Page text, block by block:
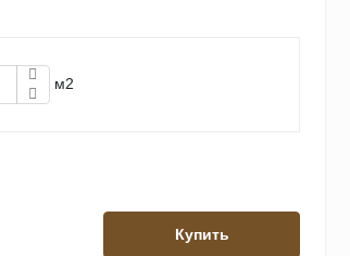
м2
Купить